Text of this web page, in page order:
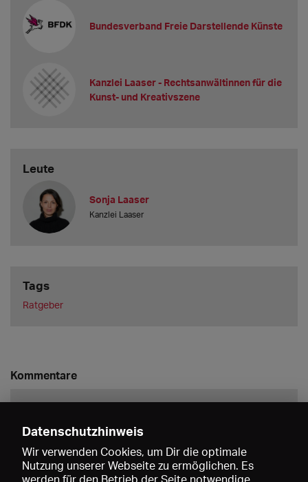
Bundesverband Freie Darstellende Künste
Kanzlei Laaser - Rechtsanwältinnen für die
Kunst- und Kreativszene
Leute
Sonja Laaser
Kanzlei Laaser
Tags
Ratgeber
Kommentare
Datenschutzhinweis
Wir verwenden Cookies, um Dir die optimale
Nutzung unserer Webseite zu ermöglichen. Es
werden für den Betrieb der Seite notwendige